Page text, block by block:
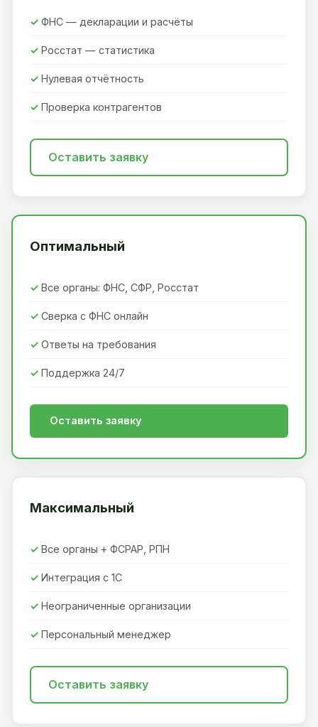
ФНС — декларации и расчёты
Росстат — статистика
Нулевая отчётность
Проверка контрагентов
Оставить заявку
Оптимальный
Все органы: ФНС, СФР, Росстат
Сверка с ФНС онлайн
Ответы на требования
Поддержка 24/7
Оставить заявку
Максимальный
Все органы + ФСРАР, РПН
Интеграция с 1С
Неограниченные организации
Персональный менеджер
Оставить заявку